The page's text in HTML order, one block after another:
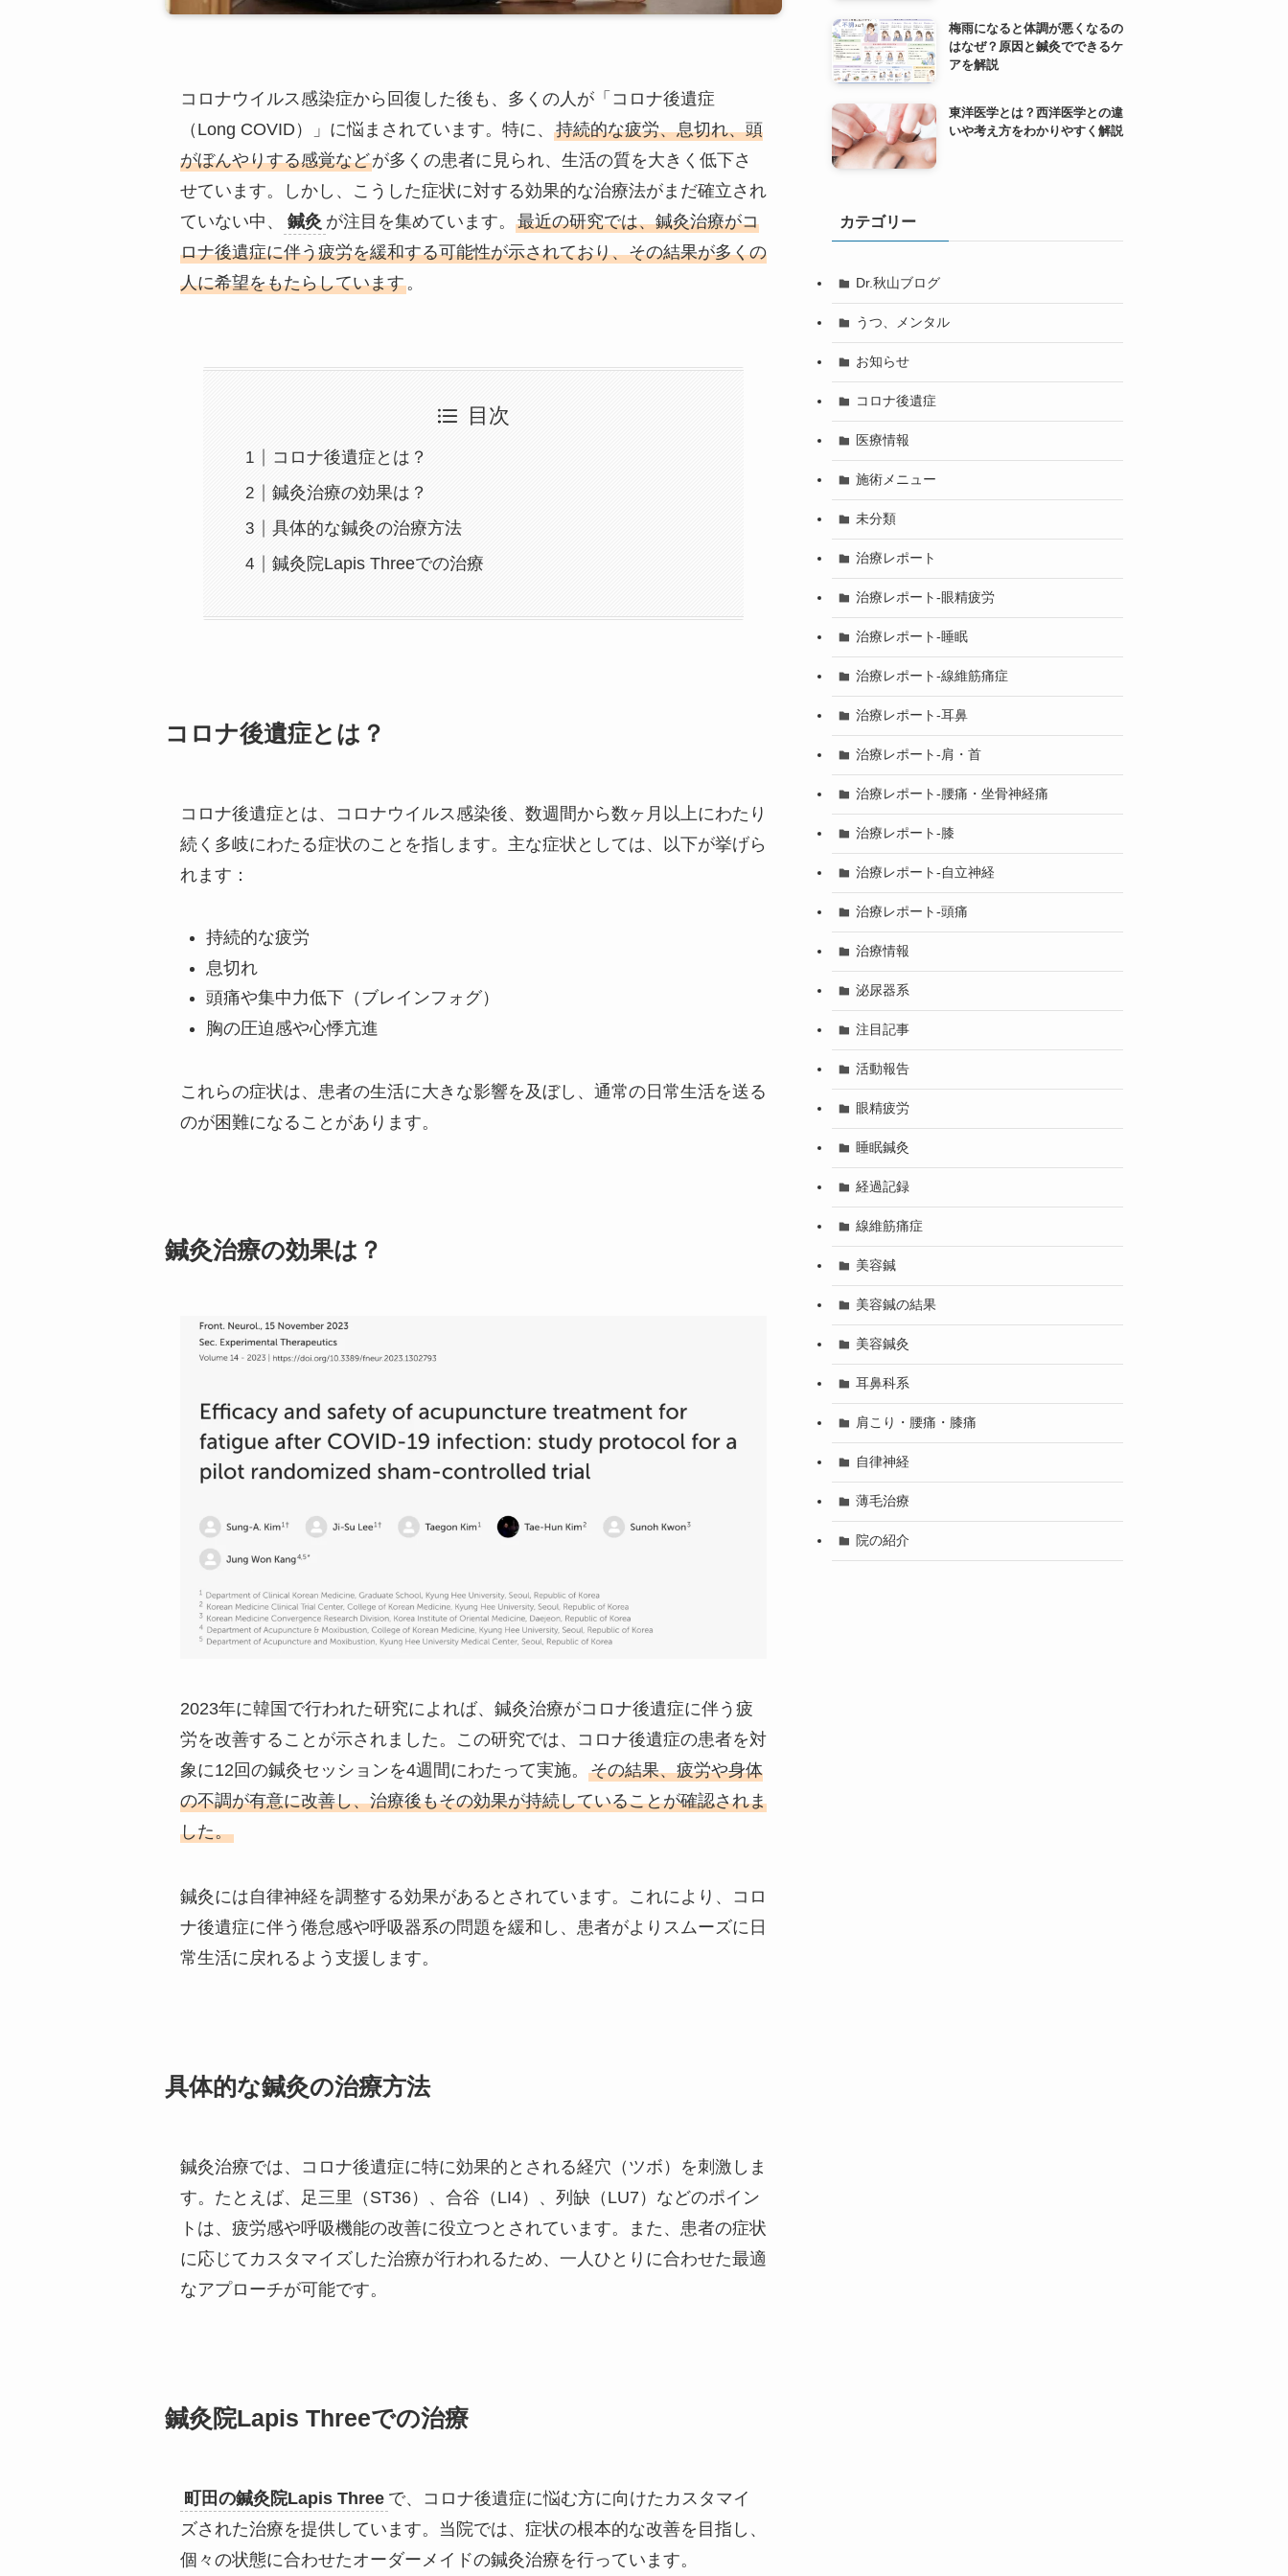
コロナウイルス感染症から回復した後も、多くの人が「コロナ後遺症
（Long COVID）」に悩まされています。特に、 持続的な疲労、息切れ、頭
がぼんやりする感覚などが多くの患者に見られ、生活の質を大きく低下さ
せています。しかし、こうした症状に対する効果的な治療法がまだ確立され
ていない中、
鍼灸 が注目を集めています。 最近の研究では、鍼灸治療がコ
ロナ後遺症に伴う疲労を緩和する可能性が示されており、その結果が多くの
人に希望をもたらしています。
目次
コロナ後遺症とは？
鍼灸治療の効果は？
具体的な鍼灸の治療方法
鍼灸院Lapis Threeでの治療
コロナ後遺症とは？
コロナ後遺症とは、コロナウイルス感染後、数週間から数ヶ月以上にわたり
続く多岐にわたる症状のことを指します。主な症状としては、以下が挙げら
れます：
持続的な疲労
息切れ
頭痛や集中力低下（ブレインフォグ）
胸の圧迫感や心悸亢進
これらの症状は、患者の生活に大きな影響を及ぼし、通常の日常生活を送る
のが困難になることがあります。
鍼灸治療の効果は？
2023年に韓国で行われた研究によれば、鍼灸治療がコロナ後遺症に伴う疲
労を改善することが示されました。この研究では、コロナ後遺症の患者を対
象に12回の鍼灸セッションを4週間にわたって実施。 その結果、疲労や身体
の不調が有意に改善し、治療後もその効果が持続していることが確認されま
した。
鍼灸には自律神経を調整する効果があるとされています。これにより、コロ
ナ後遺症に伴う倦怠感や呼吸器系の問題を緩和し、患者がよりスムーズに日
常生活に戻れるよう支援します。
具体的な鍼灸の治療方法
鍼灸治療では、コロナ後遺症に特に効果的とされる経穴（ツボ）を刺激しま
す。たとえば、足三里（ST36）、合谷（LI4）、列缺（LU7）などのポイン
トは、疲労感や呼吸機能の改善に役立つとされています。また、患者の症状
に応じてカスタマイズした治療が行われるため、一人ひとりに合わせた最適
なアプローチが可能です。
鍼灸院Lapis Threeでの治療
町田の鍼灸院Lapis Three で、コロナ後遺症に悩む方に向けたカスタマイ
ズされた治療を提供しています。当院では、症状の根本的な改善を目指し、
個々の状態に合わせたオーダーメイドの鍼灸治療を行っています。
梅雨になると体調が悪くなるの
はなぜ？原因と鍼灸でできるケ
アを解説
東洋医学とは？西洋医学との違
いや考え方をわかりやすく解説
カテゴリー
Dr.秋山ブログ
うつ、メンタル
お知らせ
コロナ後遺症
医療情報
施術メニュー
未分類
治療レポート
治療レポート-眼精疲労
治療レポート-睡眠
治療レポート-線維筋痛症
治療レポート-耳鼻
治療レポート-肩・首
治療レポート-腰痛・坐骨神経痛
治療レポート-膝
治療レポート-自立神経
治療レポート-頭痛
治療情報
泌尿器系
注目記事
活動報告
眼精疲労
睡眠鍼灸
経過記録
線維筋痛症
美容鍼
美容鍼の結果
美容鍼灸
耳鼻科系
肩こり・腰痛・膝痛
自律神経
薄毛治療
院の紹介